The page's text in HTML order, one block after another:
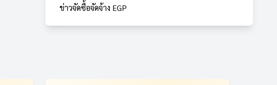
ข่าวจัดซื้อจัดจ้าง EGP